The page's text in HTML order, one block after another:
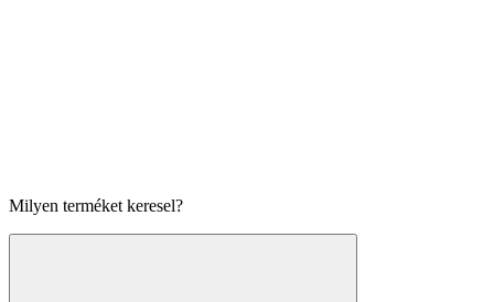
Milyen terméket keresel?